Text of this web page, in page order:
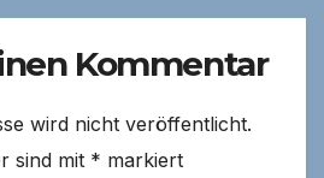
Kommentar
wird nicht veröffentlicht.
sind mit * markiert